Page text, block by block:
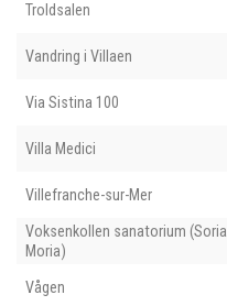
Troldsalen
Vandring i Villaen
Via Sistina 100
Villa Medici
Villefranche-sur-Mer
Voksenkollen sanatorium (Soria
Moria)
Vågen